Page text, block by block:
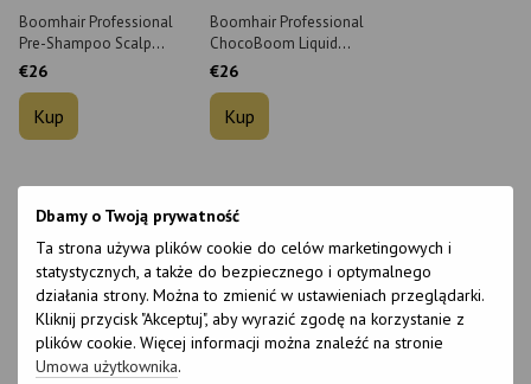
Dbamy o Twoją prywatność
Ta strona używa plików cookie do celów marketingowych i
statystycznych, a także do bezpiecznego i optymalnego
działania strony. Można to zmienić w ustawieniach przeglądarki.
Kliknij przycisk "Akceptuj", aby wyrazić zgodę na korzystanie z
plików cookie. Więcej informacji można znaleźć na stronie
Umowa użytkownika.
Boomhair Professional
Pre-Shampoo Scalp
Peeling 220 ml
€26
Kup
Boomhair Professional
ChocoBoom Liquid
Keratin Mask do włosów
€26
Kup